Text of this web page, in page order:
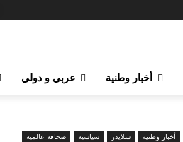
أخبار وطنية عربي و دولي
أخبار وطنية سلايدر سياسية صحافة عالمية